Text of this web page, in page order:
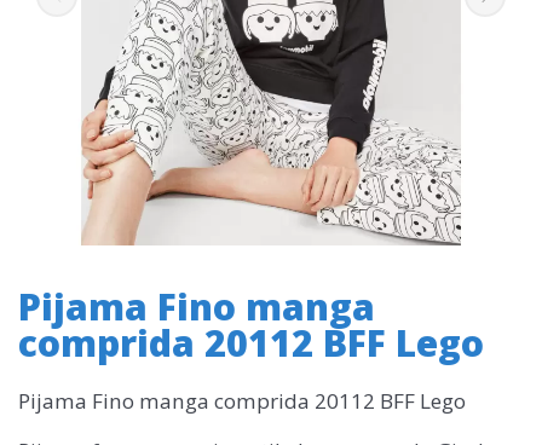
Pijama Fino manga
comprida 20112 BFF Lego
Pijama Fino manga comprida 20112 BFF Lego